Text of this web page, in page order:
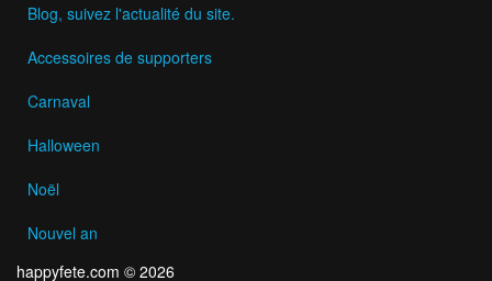
Blog, suivez l'actualité du site.
Accessoires de supporters
Carnaval
Halloween
Noël
Nouvel an
happyfete.com © 2026